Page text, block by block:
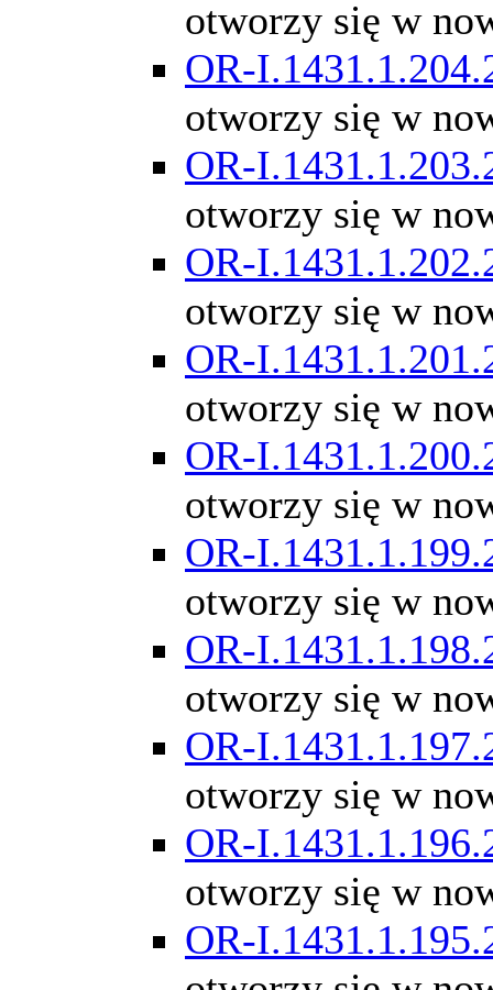
otworzy się w
OR-
otworzy się w
OR-
otworzy się w
OR-
otworzy się w
OR-
otworzy się w
OR-
otworzy się w
OR-
otworzy się w
OR-
otworzy się w
OR-
otworzy się w
OR-
otworzy się w
OR-